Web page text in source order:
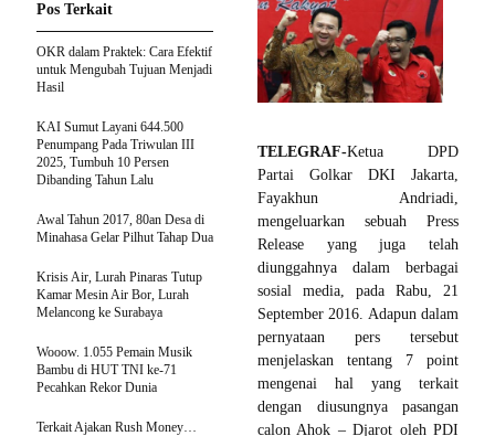
TELEGRAF-Ketua DPD
Partai Golkar DKI Jakarta,
Fayakhun Andriadi,
mengeluarkan sebuah Press
Release yang juga telah
diunggahnya dalam berbagai
sosial media, pada Rabu, 21
September 2016. Adapun dalam
pernyataan pers tersebut
menjelaskan tentang 7 point
mengenai hal yang terkait
dengan diusungnya pasangan
calon Ahok – Djarot oleh PDI
Pos Terkait
OKR dalam Praktek: Cara Efektif
untuk Mengubah Tujuan Menjadi
Hasil
KAI Sumut Layani 644.500
Penumpang Pada Triwulan III
2025, Tumbuh 10 Persen
Dibanding Tahun Lalu
Awal Tahun 2017, 80an Desa di
Minahasa Gelar Pilhut Tahap Dua
Krisis Air, Lurah Pinaras Tutup
Kamar Mesin Air Bor, Lurah
Melancong ke Surabaya
Wooow. 1.055 Pemain Musik
Bambu di HUT TNI ke-71
Pecahkan Rekor Dunia
Terkait Ajakan Rush Money…